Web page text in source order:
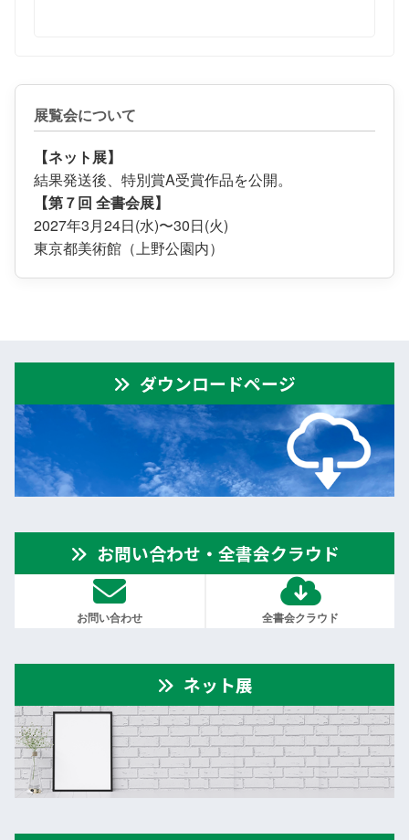
展覧会について
【ネット展】
結果発送後、特別賞A受賞作品を公開。
【第７回 全書会展】
2027年3月24日(水)〜30日(火)
東京都美術館（上野公園内）
ダウンロードページ
お問い合わせ・全書会クラウド
お問い合わせ 全書会クラウド
ネット展